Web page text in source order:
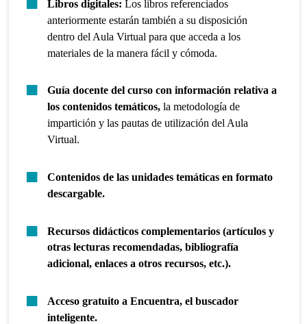
Libros digitales:Los libros referenciados
anteriormente estarán también a su disposición
dentro del Aula Virtual para que acceda a los
materiales de la manera fácil y cómoda.
Guía docente del curso con información relativa a
los contenidos temáticos, la metodología de
impartición y las pautas de utilización del Aula
Virtual.
Contenidos de las unidades temáticas en formato
descargable.
Recursos didácticos complementarios (artículos y
otras lecturas recomendadas, bibliografía
adicional, enlaces a otros recursos, etc.).
Acceso gratuito a Encuentra, el buscador
inteligente.